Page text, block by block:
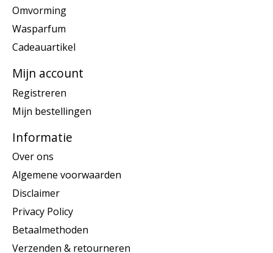
Omvorming
Wasparfum
Cadeauartikel
Mijn account
Registreren
Mijn bestellingen
Informatie
Over ons
Algemene voorwaarden
Disclaimer
Privacy Policy
Betaalmethoden
Verzenden & retourneren